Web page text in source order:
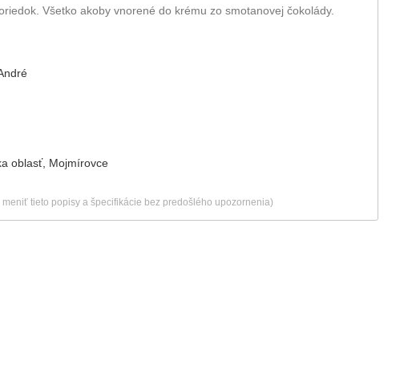
Všetko akoby vnorené do krému zo smotanovej čokolády.
oblasť, Mojmírovce
tieto popisy a špecifikácie bez predošlého upozornenia)